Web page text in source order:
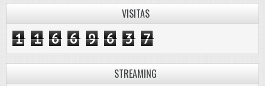
VISITAS
1 1 6 6 9 6 3 7
STREAMING